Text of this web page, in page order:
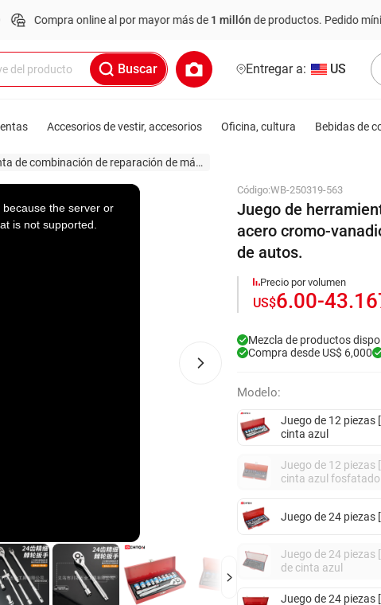
online al por mayor más de1 millónde productos.Pedido mínimo: US$
Buscar Entregar a: US
Accesorios de vestir, accesorios Oficina, cultura Bebidas de
Herramienta de combinación de reparación de máquinas
the server or
is not supported.
Código:WB-250319-563
Juego de
acero cromo-
de autos.
Precio por volumen
US$6.00-
Mezcla de productos
Compra desde US$ 6,000
Modelo:
Juego de 12 piezas
cinta azul
Juego de 12 piezas
cinta azul fosfatado
Juego de 24 piezas
Juego de 24 piezas
de cinta azul
Juego de 24 piezas